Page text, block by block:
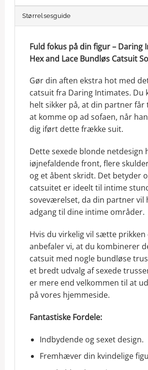
Størrelsesguide
Fuld fokus på din figur – Daring
Hex and Lace Bundløs Catsuit
Gør din aften ekstra hot med
catsuit fra Daring Intimates. Du
helt sikker på, at din partner får
at komme op ad sofaen, når
dig iført dette frække suit.
Dette sexede blonde netdesign
iøjnefaldende front, flere
og et åbent skridt. Det betyder
catsuitet er ideelt til intime
soveværelset, da din partner vil
adgang til dine intime områder.
Hvis du virkelig vil sætte prikken
anbefaler vi, at du kombinerer
catsuit med nogle bundløse
et bredt udvalg af sexede
er mere end velkommen til at
på vores hjemmeside.
Fantastiske Fordele:
Indbydende og sexet design.
Fremhæver din kvindelige